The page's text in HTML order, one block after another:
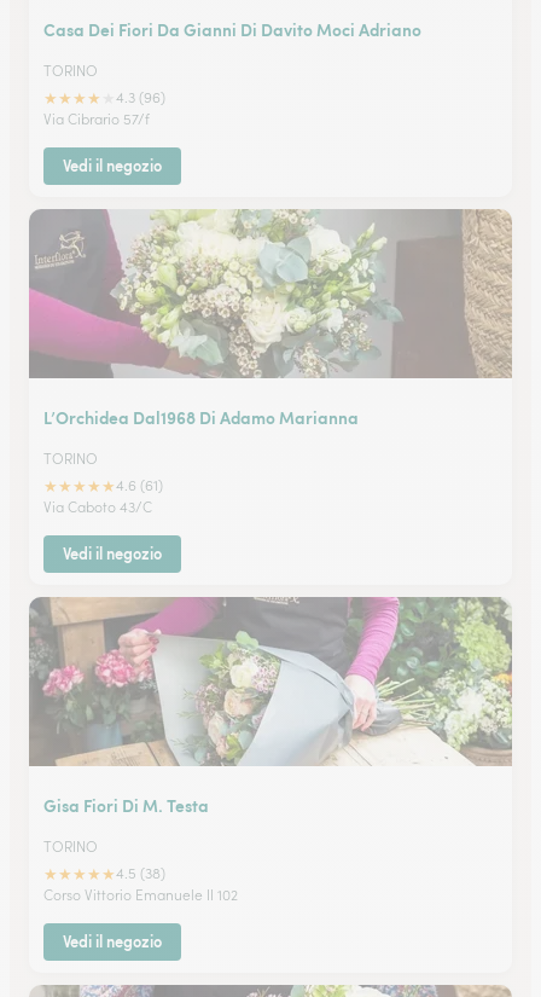
Casa Dei Fiori Da Gianni Di Davito Moci Adriano
TORINO
★★★★
4.3 (96)
Via Cibrario 57/f
Vedi il negozio
L’Orchidea Dal1968 Di Adamo Marianna
TORINO
★★★★★4.6 (61)
Via Caboto 43/C
Vedi il negozio
Gisa Fiori Di M. Testa
TORINO
★★★★★4.5 (38)
Corso Vittorio Emanuele II 102
Vedi il negozio